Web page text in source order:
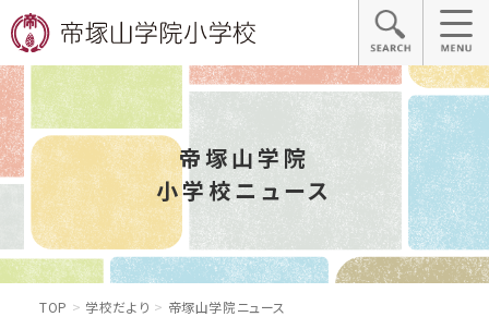
帝塚山学院
小学校ニュース
TOP 学校だより 帝塚山学院ニュース